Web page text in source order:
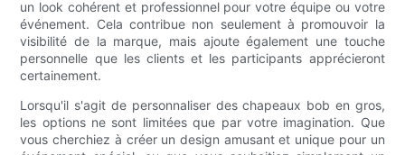
un look cohérent et professionnel pour votre équipe ou votre
événement. Cela contribue non seulement à promouvoir la
visibilité de la marque, mais ajoute également une touche
personnelle que les clients et les participants apprécieront
certainement.
Lorsqu'il s'agit de personnaliser des chapeaux bob en gros,
les options ne sont limitées que par votre imagination. Que
vous cherchiez à créer un design amusant et unique pour un